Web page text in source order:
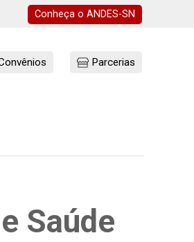
Conheça o ANDES-SN
Parcerias
Saúde